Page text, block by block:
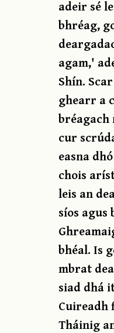
adeir sé
bhréag,
agam,'
Shín.
ghearr a
bréagach
cur
easna
chois
leis an
síos agus
bhéal. Is
mbrat
siad dhá
Cuireadh
Tháinig